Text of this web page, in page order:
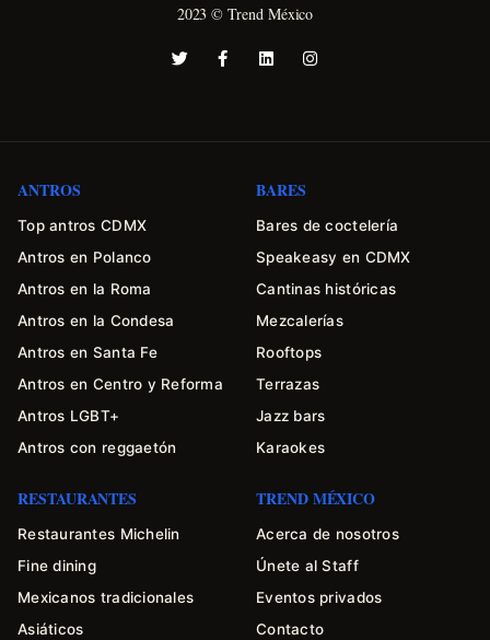
2023 © Trend México
ANTROS
Top antros CDMX
Antros en Polanco
Antros en la Roma
Antros en la Condesa
Antros en Santa Fe
Antros en Centro y Reforma
Antros LGBT+
Antros con reggaetón
BARES
Bares de coctelería
Speakeasy en CDMX
Cantinas históricas
Mezcalerías
Rooftops
Terrazas
Jazz bars
Karaokes
RESTAURANTES
Restaurantes Michelin
Fine dining
Mexicanos tradicionales
Asiáticos
TREND MÉXICO
Acerca de nosotros
Únete al Staff
Eventos privados
Contacto